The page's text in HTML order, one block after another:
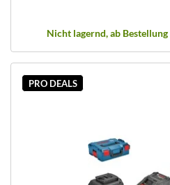
Nicht lagernd, ab
PRO DEALS